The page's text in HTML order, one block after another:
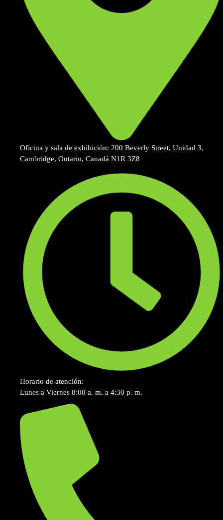
Oficina y sala de exhibición: 200 Beverly Street, Unidad 3,
Cambridge, Ontario, Canadá N1R 3Z8
Horario de atención:
Lunes a Viernes 8:00 a. m. a 4:30 p. m.